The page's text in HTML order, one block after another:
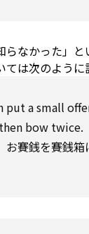
らなかった」
は次のように
put a small
bow twice.
お賽銭を賽銭